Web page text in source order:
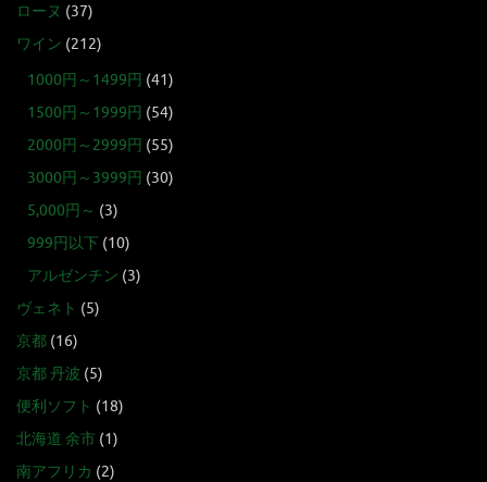
ローヌ (37)
ワイン (212)
1000円～1499円 (41)
1500円～1999円 (54)
2000円～2999円 (55)
3000円～3999円 (30)
5,000円～ (3)
999円以下 (10)
アルゼンチン (3)
ヴェネト (5)
京都 (16)
京都 丹波 (5)
便利ソフト (18)
北海道 余市 (1)
南アフリカ (2)